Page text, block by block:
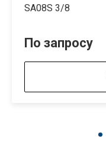
SA08S 3/8
По запросу